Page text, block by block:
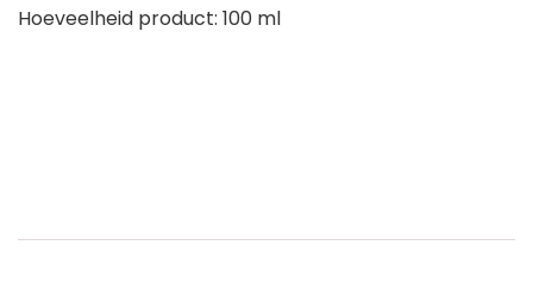
Hoeveelheid product: 100 ml